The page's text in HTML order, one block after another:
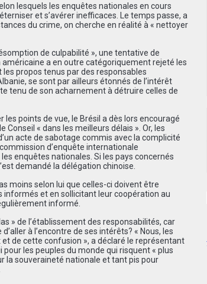
lesquels les enquêtes nationales en cours
et s’avérer inefficaces. Le temps passe, a
du crime, on cherche en réalité à « nettoyer
somption de culpabilité », une tentative de
américaine a en outre catégoriquement rejeté les
propos tenus par des responsables
se sont par ailleurs étonnés de l’intérêt
tenu de son acharnement à détruire celles de
points de vue, le Brésil a dès lors encouragé
Conseil « dans les meilleurs dé lais ». Or, les
acte de sabotage commis avec la complicité
d’enquête internationale
enquêtes nationales. Si les pays concernés
demandé la délégation chinoise.
moins selon lui que celles-ci doivent être
et en sollicitant leur coopération au
informé.
» de l ’établissement des responsabilités, car
à l’encontre de ses intérêts? « Nous, les
de cette confusion », a déclaré le représentant
pour les peuples du monde qui risquent « plus
la souveraineté nationale et tant pis pour